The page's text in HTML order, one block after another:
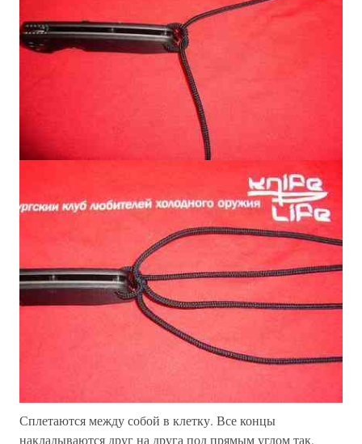
Сплетаются между собой в клетку. Все концы
накладываются друг на друга под прямым углом так,